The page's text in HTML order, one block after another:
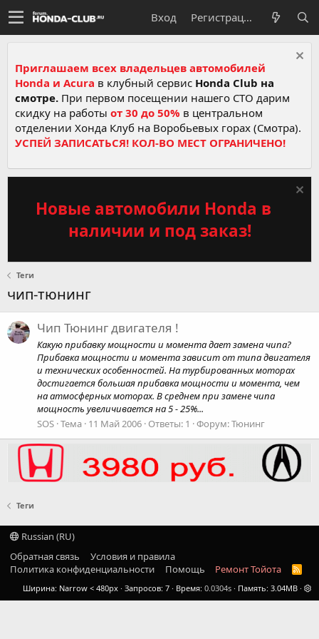
Вход Регистрация
Приглашаем всех владельцев автомобилей
Honda и Acura в клубный сервис Honda Club на
смотре. При первом посещении нашего СТО дарим
скидку на работы от 30 до 50% в центральном
отделении Хонда Клуб на Воробьевых горах (Смотра).
УСПЕЙ ЗАПИСАТЬСЯ! КОЛ-ВО МЕСТ ОГРАНИЧЕНО!
Новые автомобили Honda в
наличии и под заказ!
Теги
чип-тюнинг
Чип Тюнинг двигателя !
Какую прибавку мощности и момента дает замена чипа?
Прибавка мощности и момента зависит от типа двигателя
и технических особенностей. На турбированных моторах
достигается большая прибавка мощности и момента, чем
на атмосферных моторах. В среднем при замене чипа
мощность увеличивается на 5 - 25%...
SOS Тема 11 Май 2006 Ответы: 1 Форум:Тюнинг
Теги
Russian (RU)
Обратная связь
Условия и правила
Политика конфиденциальности
Помощь Ремонт Тойота
R
S
S
Ширина Запросов 7 Время 0.0304s Память 3.04MB